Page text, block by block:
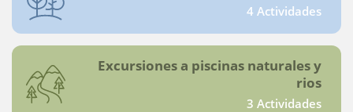
4 Actividades
Excursiones a piscinas naturales y
rios
3 Actividades